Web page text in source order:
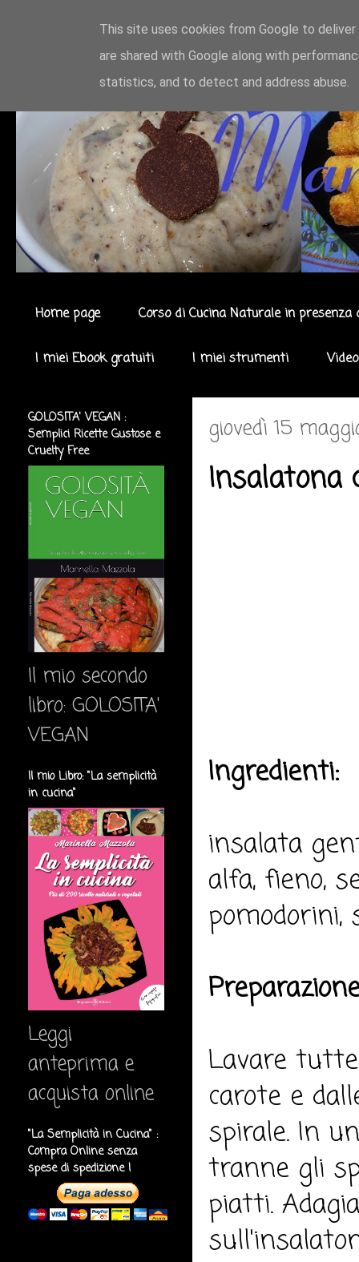
Home page Corso di Cucina Naturale in presenza
I miei Ebook gratuiti I miei strumenti
giovedì 15
Insalatona
Ingredienti:
insalata
alfa, fieno,
pomodorini,
Lavare
carote e
spirale. In
tranne gli
piatti.
GOLOSITA' VEGAN :
Semplici Ricette Gustose e
Cruelty Free
Il mio secondo
libro: GOLOSITA'
VEGAN
Il mio Libro: "La semplicità
in cucina"
Leggi
anteprima e
acquista online
"La Semplicità in Cucina" :
Compra Online senza
spese di spedizione !
This site uses cookies from Google to
are shared with Google along with
statistics, and to detect and address abuse.